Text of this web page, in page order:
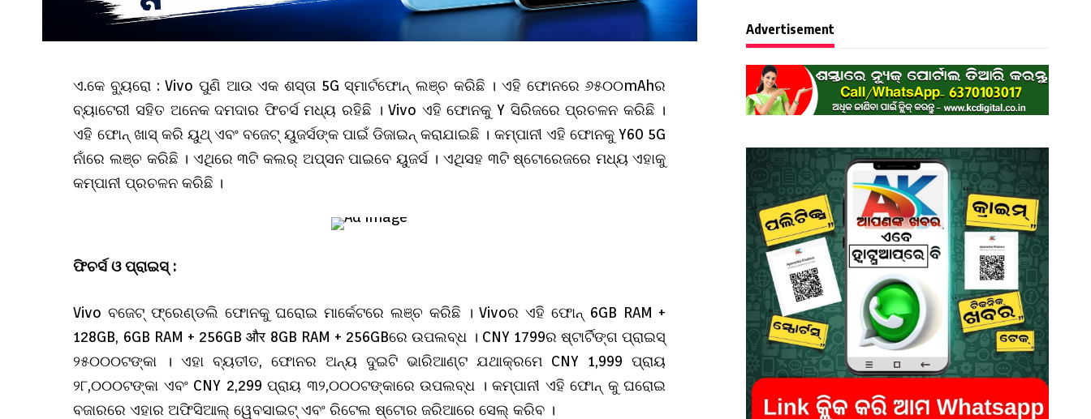
ଏ.କେ ବ୍ୟୁରୋ : Vivo ପୁଣି ଆଉ ଏକ ଶସ୍ତା 5G ସ୍ମାର୍ଟଫୋନ୍ ଲଞ୍ଚ କରିଛି । ଏହି ଫୋନରେ ୬୫୦୦mAhର
ବ୍ୟାଟେରୀ ସହିତ ଅନେକ ଦମଦାର ଫିଚର୍ସ ମଧ୍ୟ ରହିଛି । Vivo ଏହି ଫୋନକୁ Y ସିରିଜରେ ପ୍ରଚଳନ କରିଛି ।
ଏହି ଫୋନ୍ ଖାସ୍ କରି ୟୁଥ୍ ଏବଂ ବଜେଟ୍ ୟୁଜର୍ସଙ୍କ ପାଇଁ ଡିଜାଇନ୍ କରାଯାଇଛି । କମ୍ପାନୀ ଏହି ଫୋନକୁ Y60 5G
ନାଁରେ ଲଞ୍ଚ କରିଛି । ଏଥିରେ ୩ଟି କଲର୍ ଅପ୍ସନ ପାଇବେ ୟୁଜର୍ସ । ଏଥିସହ ୩ଟି ଷ୍ଟୋରେଜରେ ମଧ୍ୟ ଏହାକୁ
କମ୍ପାନୀ ପ୍ରଚଳନ କରିଛି ।
ଫିଚର୍ସ ଓ ପ୍ରାଇସ୍ :
Vivo ବଜେଟ୍ ଫ୍ରେଣ୍ଡଲି ଫୋନକୁ ଘରୋଇ ମାର୍କେଟରେ ଲଞ୍ଚ କରିଛି । Vivoର ଏହି ଫୋନ୍ 6GB RAM +
128GB, 6GB RAM + 256GB और 8GB RAM + 256GBରେ ଉପଲବ୍ଧ । CNY 1799ର ଷ୍ଟାର୍ଟିଙ୍ଗ ପ୍ରାଇସ୍
୨୫୦୦୦ଟଙ୍କା । ଏହା ବ୍ୟତୀତ, ଫୋନର ଅନ୍ୟ ଦୁଇଟି ଭାରିଆଣ୍ଟ ଯଥାକ୍ରମେ CNY 1,999 ପ୍ରାୟ
୨୮,୦୦୦ଟଙ୍କା ଏବଂ CNY 2,299 ପ୍ରାୟ ୩୨,୦୦୦ଟଙ୍କାରେ ଉପଲବ୍ଧ । କମ୍ପାନୀ ଏହି ଫୋନ୍ କୁ ଘରୋଇ
ବଜାରରେ ଏହାର ଅଫିସିଆଲ୍ ୱେବସାଇଟ୍ ଏବଂ ରିଟେଲ ଷ୍ଟୋର ଜରିଆରେ ସେଲ୍ କରିବ ।
Advertisement